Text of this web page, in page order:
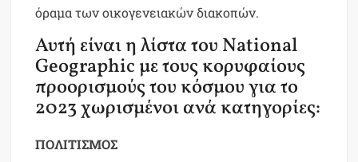
όραμα των οικογενειακών διακοπών.
Αυτή είναι η λίστα του National
Geographic με τους κορυφαίους
προορισμούς του κόσμου για το
2023 χωρισμένοι ανά κατηγορίες:
ΠΟΛΙΤΙΣΜΟΣ